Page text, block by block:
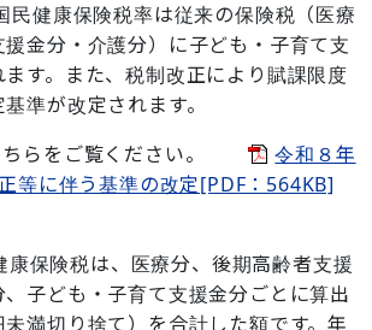
健康保険税率は従来の保険税（医療
金分・介護分）に子ども・子育て支
す。また、税制改正により賦課限度
準が改定されます。
らをご覧ください。
令和８年
等に伴う基準の改定[PDF：564KB]
保険税は、医療分、後期高齢者支援
子ども・子育て支援金分ごとに算出
満切り捨て）を合計した額です。年